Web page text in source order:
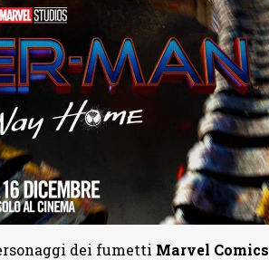
dei fumetti Marvel Comics